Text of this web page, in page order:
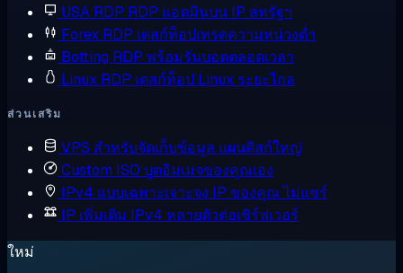
USA RDP RDP แอดมินบน IP สหรัฐฯ
Forex RDP เดสก์ท็อปเทรดความหน่วงต่ำ
Botting RDP พร้อมรันบอตตลอดเวลา
Linux RDP เดสก์ท็อป Linux ระยะไกล
ส่วนเสริม
VPS สำหรับจัดเก็บข้อมูล แผนดิสก์ใหญ่
Custom ISO บูตอิมเมจของคุณเอง
IPv4 แบบเฉพาะเจาะจง IP ของคุณ ไม่แชร์
IP เพิ่มเติม IPv4 หลายตัวต่อเซิร์ฟเวอร์
ใหม่